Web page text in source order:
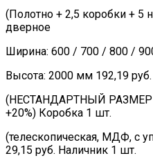
(Полотно + 2,5 коробки + 5
дверное
Ширина: 600 / 700 / 800 /
Высота: 2000 мм 192,19 руб.
(НЕСТАНДАРТНЫЙ РАЗМЕР
+20%) Коробка 1 шт.
(телескопическая, МДФ, с
29,15 руб. Наличник 1 шт.